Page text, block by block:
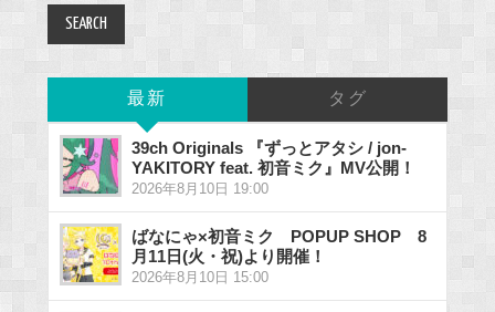
最新 タグ
39ch Originals 『ずっとアタシ / jon-
YAKITORY feat. 初音ミク』MV公開！
2026年8月10日 19:00
ばなにゃ×初音ミク POPUP SHOP 8
月11日(火・祝)より開催！
2026年8月10日 15:00